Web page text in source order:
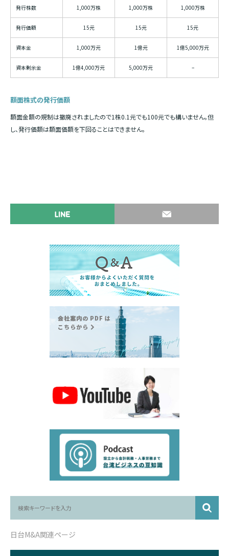
発行株数 1,000万株 1,000万株 1,000万株
発行価額 15元 15元 15元
資本金 1,000万元 1億元 1億5,000万元
資本剰余金 1億4,000万元 5,000万元 –
額面株式の発行価額
額面金額の規制は撤廃されましたので1株0.1元でも100元でも構いません。但
し、発行価額は額面価額を下回ることはできません。
日台M&A関連ページ